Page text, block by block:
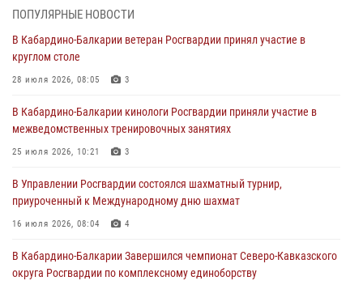
направлении
31 июля 2026, 09:22
генерала армии Виктора Золотова с заместителем полномочного
представителя Президента Российской Федерации в Северо-
Кавказском федеральном округе Виталием Кузнецовым
Управление Росгвардии по Кабардино-Балкарской Республике
информирует
В Кабардино-Балкарии нештатные инструктора подразделений
ПОПУЛЯРНЫЕ НОВОСТИ
В Кабардино-Балкарии ветеран Росгвардии принял участие в
круглом столе
28 июля 2026, 08:05 3
В Кабардино-Балкарии кинологи Росгвардии приняли участие в
межведомственных тренировочных занятиях
25 июля 2026, 10:21 3
В Управлении Росгвардии состоялся шахматный турнир,
приуроченный к Международному дню шахмат
16 июля 2026, 08:04 4
В Кабардино-Балкарии Завершился чемпионат Северо-Кавказского
округа Росгвардии по комплексному единоборству